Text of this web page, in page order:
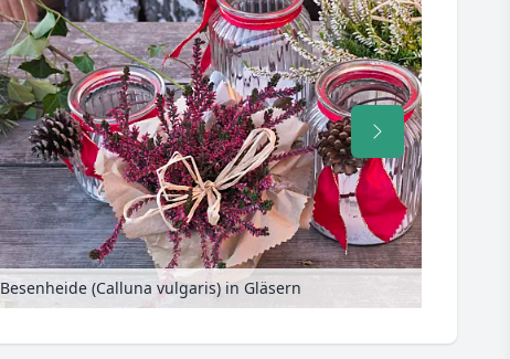
Besenheide (Calluna vulgaris) in Gläsern